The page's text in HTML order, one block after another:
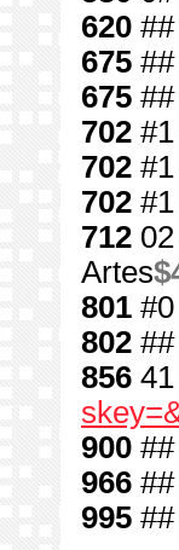
620 ##
675 ##
675 ##
702 #1
702 #1
702 #1
712 02
Artes
801 #0
802 ##
856 41
900 ##
966 ##
995 ##